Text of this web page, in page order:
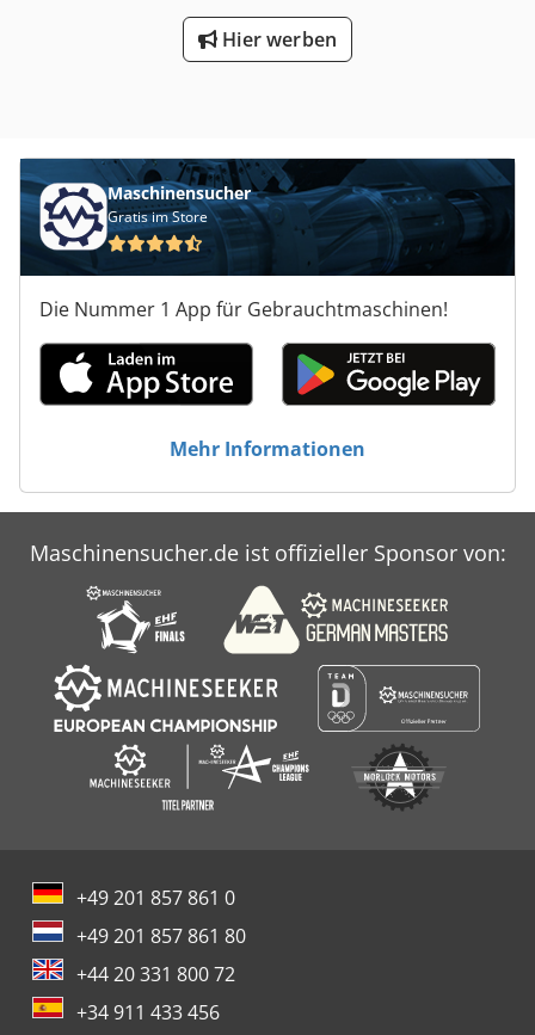
Hier werben
Maschinensucher
Gratis im Store
Die Nummer 1 App für Gebrauchtmaschinen!
Mehr Informationen
Maschinensucher.de ist offizieller Sponsor von:
+49 201 857 861 0
+49 201 857 861 80
+44 20 331 800 72
+34 911 433 456